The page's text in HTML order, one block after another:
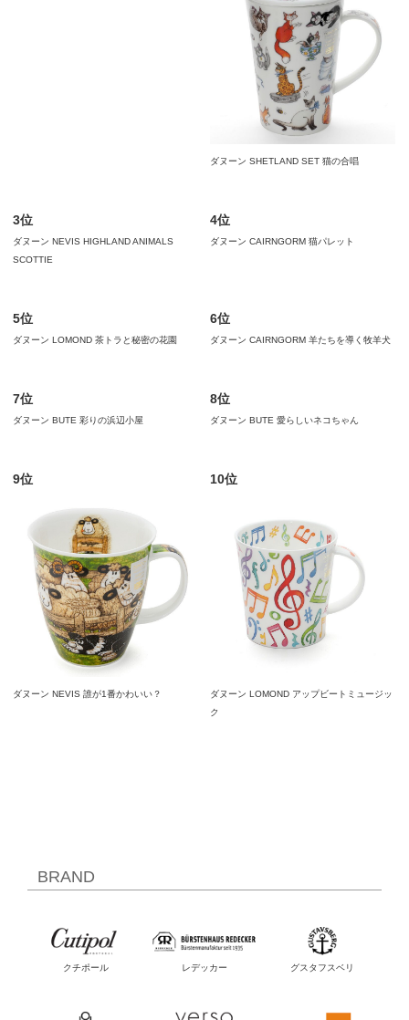
BRAND
クチポール レデッカー グスタフスベリ